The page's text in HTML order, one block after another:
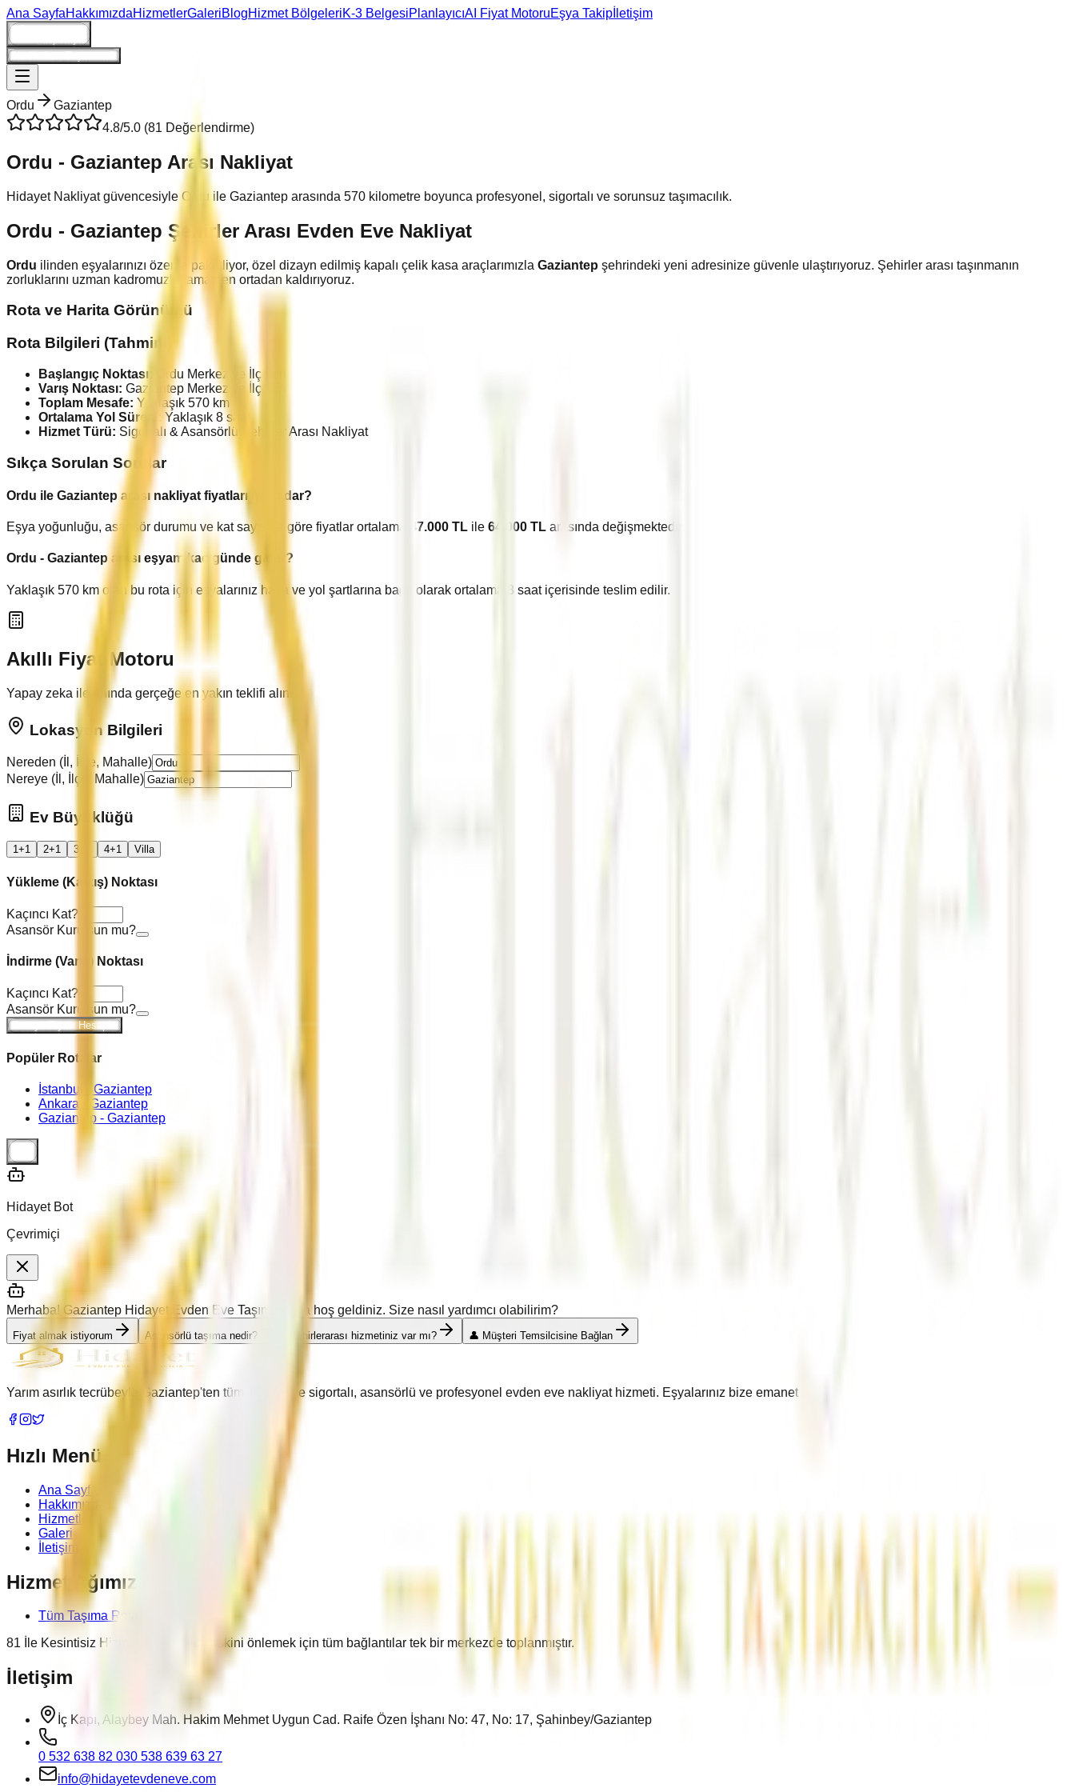
Ana SayfaHakkımızdaHizmetlerGaleriBlogHizmet BölgeleriK-3 BelgesiPlanlayıcıAI Fiyat MotoruEşya Takip İletişim
Ordu
Gaziantep
4.8/5.0 (81 Değerlendirme)
Ordu - Gaziantep Arası Nakliyat
Hidayet Nakliyat güvencesiyleOrdu ile Gaziantep arasında 570 kilometre boyunca profesyonel, sigortalı ve sorunsuz taşımacılık.
Ordu - Gaziantep Şehirler Arası Evden Eve Nakliyat
Ordu ilinden eşyalarınızı özenle paketliyor, özel dizayn edilmiş kapalı çelik kasa araçlarımızla Gaziantep şehrindeki yeni adresinize güvenle ulaştırıyoruz. Şehirler arası taşınmanın
zorluklarını uzman kadromuzla tamamen ortadan kaldırıyoruz.
Rota ve Harita Görünümü
Rota Bilgileri (Tahmini)
Başlangıç Noktası: Ordu Merkez ve İlçeleri
Varış Noktası: Gaziantep Merkez ve İlçeleri
Toplam Mesafe: Yaklaşık 570 km
Ortalama Yol Süresi:
Yaklaşık 8saat
Hizmet Türü: Sigortalı & Asansörlü Şehirler Arası Nakliyat
Sıkça Sorulan Sorular
Ordu ile Gaziantep arası nakliyat fiyatları ne kadar?
Eşya yoğunluğu, asansör durumu ve kat sayısına göre fiyatlar ortalama 47.000 TL ile 64.000 TL arasında değişmektedir.
Ordu - Gaziantep arası eşyam kaç günde gider?
Yaklaşık 570 km olan bu rota için eşyalarınız hava ve yol şartlarına bağlı olarak ortalama 8 saat içerisinde teslim edilir.
Akıllı Fiyat Motoru
Yapay zeka ile anında gerçeğe en yakın teklifi alın.
Lokasyon Bilgileri
Nereden (İl, İlçe, Mahalle)
Nereye (İl, İlçe, Mahalle)
Ev Büyüklüğü
1+1 2+1 3+1 4+1 Villa
Yükleme (Kalkış) Noktası
Kaçıncı Kat?
Asansör Kurulsun mu?
İndirme (Varış) Noktası
Kaçıncı Kat?
Asansör Kurulsun mu?
Detaylı Fiyatı Hesapla
Popüler Rotalar
İstanbul - Gaziantep
Ankara -
Gaziantep
Gaziantep - Gaziantep
Hidayet Bot
Çevrimiçi
Merhaba! Gaziantep Hidayet Evden Eve Taşımacılık'a hoş geldiniz. Size nasıl yardımcı olabilirim?
Fiyat almak istiyorum Asansörlü taşıma nedir? Şehirlerarası hizmetiniz var mı? 👤 Müşteri Temsilcisine Bağlan
Yarım asırlık tecrübeyle Gaziantep'ten tüm Türkiye'ye sigortalı, asansörlü ve profesyonel evden eve nakliyat hizmeti. Eşyalarınız bize emanet.
Hızlı Menü
Ana Sayfa
Hakkımızda
Hizmetler
Galeri
İletişim
Hizmet Ağımız
Tüm Taşıma Rotalarımız (81 İl)
81 İle Kesintisiz Hizmet. SEO spam riskini önlemek için tüm bağlantılar tek bir merkezde toplanmıştır.
İletişim
İç Kapı, Alaybey Mah. Hakim Mehmet Uygun Cad. Raife Özen İşhanı No: 47, No: 17, Şahinbey/Gaziantep
0 532 638 82 030 538 639 63 27
info@hidayetevdeneve.com